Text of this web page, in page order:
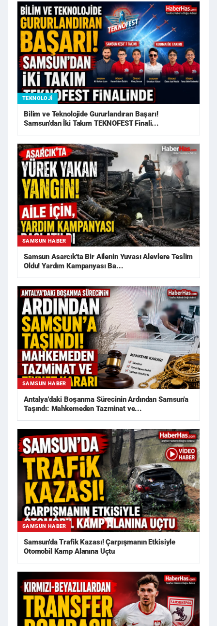
TEKNOLOJI
Bilim ve Teknolojide Gururlandıran Başarı!
Samsun'dan İki Takım TEKNOFEST Finali...
SAMSUN HABER
Samsun Asarcık'ta Bir Ailenin Yuvası Alevlere Teslim
Oldu! Yardım Kampanyası Ba...
SAMSUN HABER
Antalya'daki Boşanma Sürecinin Ardından Samsun'a
Taşındı: Mahkemeden Tazminat ve...
SAMSUN HABER
Samsun'da Trafik Kazası! Çarpışmanın Etkisiyle
Otomobil Kamp Alanına Uçtu